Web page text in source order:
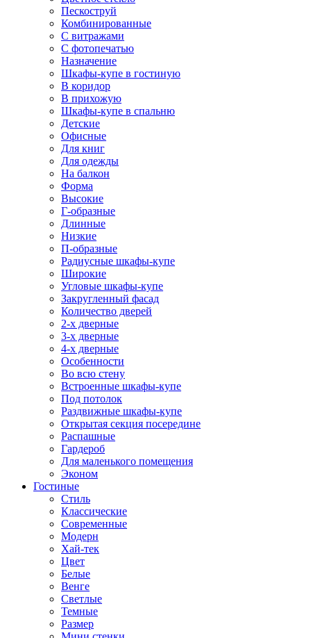
Пескоструй
Комбинированные
С витражами
С фотопечатью
Назначение
Шкафы-купе в гостиную
В коридор
В прихожую
Шкафы-купе в спальню
Детские
Офисные
Для книг
Для одежды
На балкон
Форма
Высокие
Г-образные
Длинные
Низкие
П-образные
Радиусные шкафы-купе
Широкие
Угловые шкафы-купе
Закругленный фасад
Количество дверей
2-х дверные
3-х дверные
4-х дверные
Особенности
Во всю стену
Встроенные шкафы-купе
Под потолок
Раздвижные шкафы-купе
Открытая секция посередине
Распашные
Гардероб
Для маленького помещения
Эконом
Гостиные
Стиль
Классические
Современные
Модерн
Хай-тек
Цвет
Белые
Венге
Светлые
Темные
Размер